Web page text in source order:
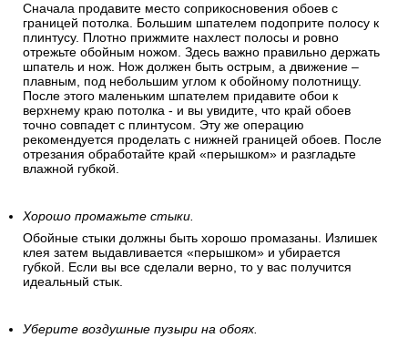
Сначала продавите место соприкосновения обоев с
границей потолка. Большим шпателем подоприте полосу к
плинтусу. Плотно прижмите нахлест полосы и ровно
отрежьте обойным ножом. Здесь важно правильно держать
шпатель и нож. Нож должен быть острым, а движение –
плавным, под небольшим углом к обойному полотнищу.
После этого маленьким шпателем придавите обои к
верхнему краю потолка - и вы увидите, что край обоев
точно совпадет с плинтусом. Эту же операцию
рекомендуется проделать с нижней границей обоев. После
отрезания обработайте край «перышком» и разгладьте
влажной губкой.
Хорошо промажьте стыки.
Обойные стыки должны быть хорошо промазаны. Излишек
клея затем выдавливается «перышком» и убирается
губкой. Если вы все сделали верно, то у вас получится
идеальный стык.
Уберите воздушные пузыри на обоях.